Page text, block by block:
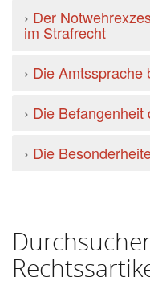
› Der
im Strafrecht
› Die Amtssprache
› Die Befangenheit
› Die